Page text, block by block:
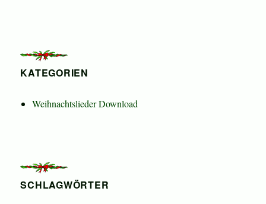
KATEGORIEN
Weihnachtslieder Download
SCHLAGWÖRTER